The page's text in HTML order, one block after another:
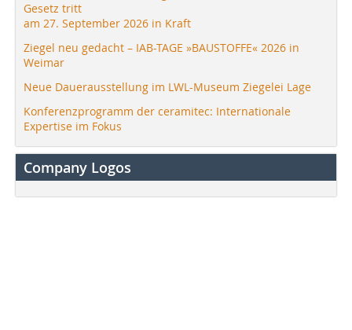
Gesetz tritt
am 27. September 2026 in Kraft
Ziegel neu gedacht – IAB-TAGE »BAUSTOFFE« 2026 in
Weimar
Neue Dauerausstellung im LWL-Museum Ziegelei Lage
Konferenzprogramm der ceramitec: Internationale
Expertise im Fokus
Company Logos